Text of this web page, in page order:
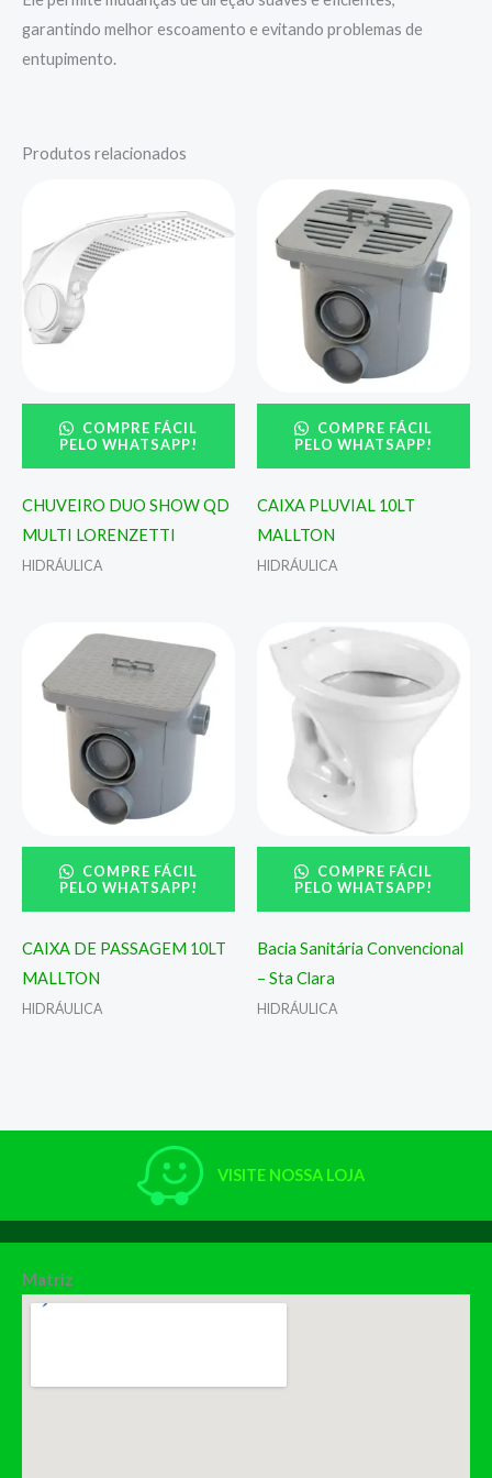
garantindo melhor escoamento e evitando problemas de
entupimento.
Produtos relacionados
COMPRE FÁCIL
PELO WHATSAPP!
CHUVEIRO DUO SHOW QD
MULTI LORENZETTI
HIDRÁULICA
COMPRE FÁCIL
PELO WHATSAPP!
CAIXA PLUVIAL 10LT
MALLTON
HIDRÁULICA
COMPRE FÁCIL
PELO WHATSAPP!
CAIXA DE PASSAGEM 10LT
MALLTON
HIDRÁULICA
COMPRE FÁCIL
PELO WHATSAPP!
Bacia Sanitária Convencional
– Sta Clara
HIDRÁULICA
VISITE NOSSA LOJA
Matriz